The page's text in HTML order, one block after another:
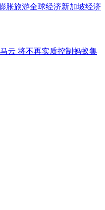
胀旅游全球经济新加坡经济
云 将不再实质控制蚂蚁集